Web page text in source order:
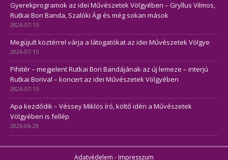
Gyerekprogramok az idei Művészetek Völgyében – Gryllus Vilmos,
Rutkai Bori Banda, Szalóki Ági és még sokan mások
2026-07-15
Megújult köztérrel várja a látogatókat az idei Művészetek Völgye
2026-07-15
Pihitér – megjelent Rutkai Bori Bandájának az új lemeze – interjú
Rutkai Borival – koncert az idei Művészetek Völgyében
2026-07-15
Apa kezdődik – Véssey Miklós író, költő idén a Művészetek
Völgyében is fellép
2026-06-29
Adatvédelem - Impresszum